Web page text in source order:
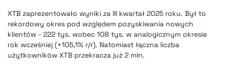
FINTEKEXTRA
OKIEM EKSPERTA
XTB zaprezentowało wyniki za III kwartał 2025 roku. Był to
rekordowy okres pod względem pozyskiwania nowych
klientów - 222 tys. wobec 108 tys. w analogicznym okresie
rok wcześniej (+105,1% r/r). Natomiast łączna liczba
użytkowników XTB przekracza już 2 mln.